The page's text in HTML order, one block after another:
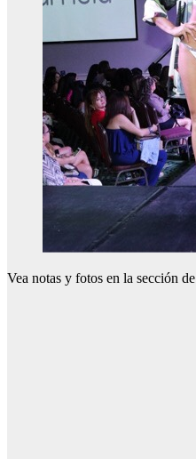
Vea notas y fotos en la sección de